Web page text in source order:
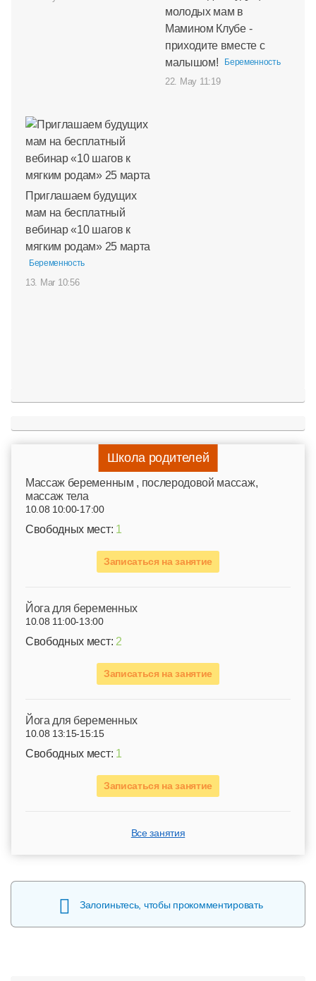
молодых мам в
Мамином Клубе -
приходите вместе с
малышом!
Беременность
22. May 11:19
Приглашаем будущих
мам на бесплатный
вебинар «10 шагов к
мягким родам» 25 марта
Беременность
13. Mar 10:56
Школа родителей
Mассаж беременным , послеродовой массаж,
массаж тела
10.08 10:00-17:00
Свободных мест: 1
Записаться на занятие
Йога для беременных
10.08 11:00-13:00
Свободных мест: 2
Записаться на занятие
Йога для беременных
10.08 13:15-15:15
Свободных мест: 1
Записаться на занятие
Все занятия
Залогиньтесь, чтобы прокомментировать